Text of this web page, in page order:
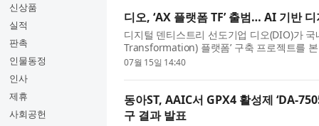
신상품
실적
판촉
인물동정
인사
제휴
사회공헌
디오, ‘AX 플랫폼 TF’ 출범… AI 기반
디지털 덴티스트리 선도기업 디오(DIO)가
Transformation) 플랫폼’ 구축 프로젝트를
을 제시한다. 디오는 AI 기반의 통합 디지털
07월 15일 14:40
동아ST, AAIC서 GPX4 활성제 ‘DA-
구 결과 발표